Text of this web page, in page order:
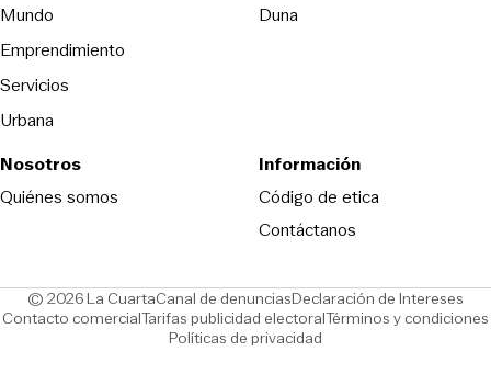
Mundo
Emprendimiento
Servicios
Urbana
DunaOpens in new window
Nosotros
Quiénes somos
Información
Código de eticaOpens in new
Contáctanos
© 2026 La CuartaCanal de denunciasOpens in new window
Declaración de Intereses
Contacto comercialOpens in new window
Tarifas publicidad electoralOpens in new window
Términos y condiciones
Políticas de privacidad